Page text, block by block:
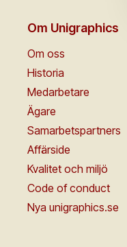
Om Unigraphics
Om oss
Historia
Medarbetare
Ägare
Samarbetspartners
Affärside
Kvalitet och miljö
Code of conduct
Nya unigraphics.se